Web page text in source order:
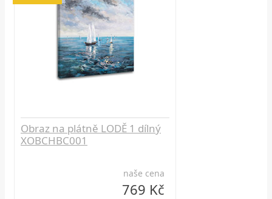
Obraz na plátně LODĚ 1 dílný
XOBCHBC001
naše cena
769 Kč